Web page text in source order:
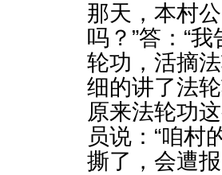
那天，本村
吗？”答：“
轮功，活摘
细的讲了法
原来法轮功
员说：“咱村
撕了，会遭